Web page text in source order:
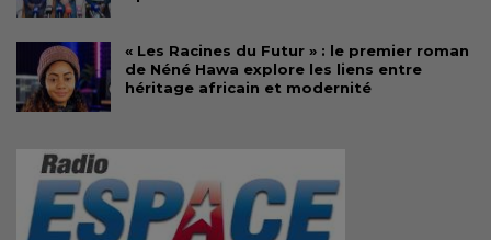
« Les Racines du Futur » : le premier roman
de Néné Hawa explore les liens entre
héritage africain et modernité